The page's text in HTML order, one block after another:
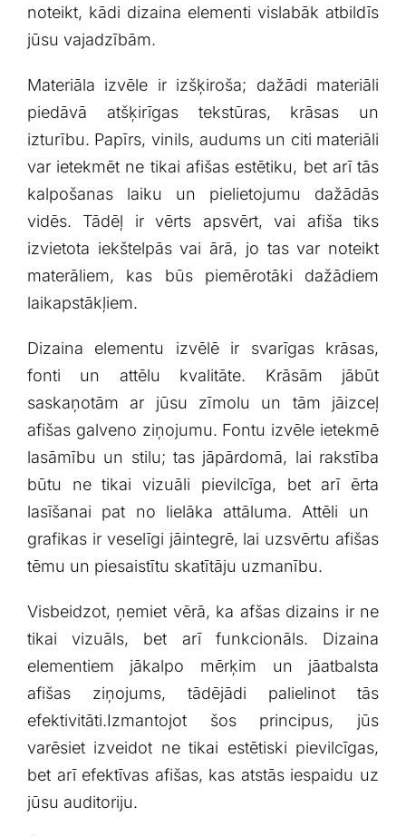
noteikt, kādi dizaina elementi vislabāk atbildīs⁢
jūsu vajadzībām.
Materiāla izvēle ir izšķiroša; dažādi ⁣materiāli
piedāvā atšķirīgas tekstūras, krāsas un
izturību. Papīrs, vinils, audums un citi materiāli
var ietekmēt ne tikai afišas estētiku, bet arī tās
kalpošanas laiku un pielietojumu dažādās
vidēs. Tādēļ ir vērts apsvērt, vai afiša tiks
izvietota ​iekštelpās vai ārā, jo tas var noteikt
materāliem, kas būs piemērotāki dažādiem
laikapstākļiem.
Dizaina elementu izvēlē ir svarīgas krāsas,
fonti un attēlu kvalitāte. Krāsām​ jābūt
saskaņotām ar jūsu zīmolu ⁤un tām ⁢jāizceļ
afišas‍ galveno ziņojumu. Fontu izvēle ⁢ietekmē
lasāmību un ⁤stilu; tas ⁣jāpārdomā, lai rakstība
būtu ne tikai ‍vizuāli pievilcīga, bet arī ērta
lasīšanai pat no lielāka attāluma.⁣ Attēli un ​
grafikas ir veselīgi jāintegrē, lai uzsvērtu ⁢afišas
tēmu un piesaistītu​ skatītāju​ uzmanību.
Visbeidzot, ņemiet⁢ vērā, ka afšas dizains ir ne
tikai vizuāls, bet arī funkcionāls. Dizaina
elementiem ⁤jākalpo mērķim un jāatbalsta
afišas ziņojums, tādējādi palielinot⁤ tās
efektivitāti.Izmantojot⁤ šos principus, jūs
varēsiet izveidot ne tikai estētiski pievilcīgas,
bet arī efektīvas afišas, kas atstās iespaidu uz
jūsu auditoriju.